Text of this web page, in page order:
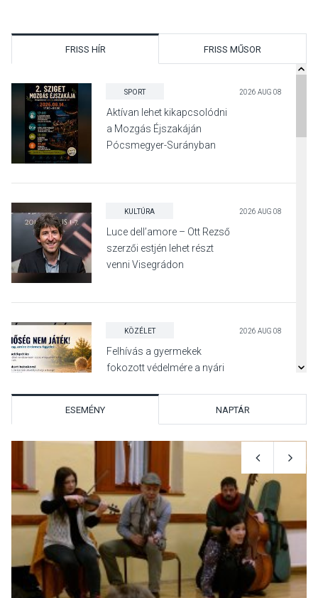
FRISS HÍR FRISS MŰSOR
SPORT 2026 AUG 08
Aktívan lehet kikapcsolódni
a Mozgás Éjszakáján
Pócsmegyer-Surányban
KULTÚRA 2026 AUG 08
Luce dell’amore – Ott Rezső
szerzői estjén lehet részt
venni Visegrádon
KÖZÉLET 2026 AUG 08
Felhívás a gyermekek
fokozott védelmére a nyári
KULTÚRA
Reneszánsz dallamok
csendülnek fel a visegrádi
Királyi Palota
díszudvarában
2026 AUG 07
Dunavirág Ünnep Verőcén –
ESEMÉNY NAPTÁR